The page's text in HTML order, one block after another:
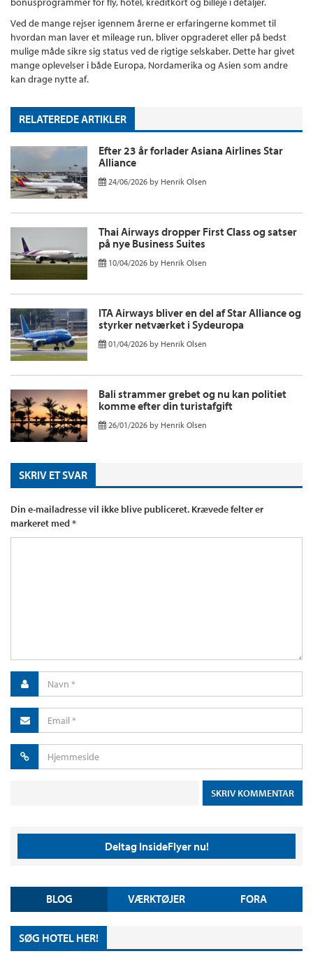
Ved de mange rejser igennem årerne er erfaringerne kommet til
hvordan man laver et mileage run, bliver opgraderet eller på bedst
mulige måde sikre sig status ved de rigtige selskaber. Dette har givet
mange oplevelser i både Europa, Nordamerika og Asien som andre
kan drage nytte af.
RELATEREDE ARTIKLER
Efter 23 år forlader Asiana Airlines Star
Alliance
24/06/2026 by Henrik Olsen
Thai Airways dropper First Class og satser
på nye Business Suites
10/04/2026 by Henrik Olsen
ITA Airways bliver en del af Star Alliance og
styrker netværket i Sydeuropa
01/04/2026 by Henrik Olsen
Bali strammer grebet og nu kan politiet
komme efter din turistafgift
26/01/2026 by Henrik Olsen
SKRIV ET SVAR
Din e-mailadresse vil ikke blive publiceret. Krævede felter er
markeret med*
Deltag InsideFlyer nu!
BLOG VÆRKTØJER FORA
SØG HOTEL HER!